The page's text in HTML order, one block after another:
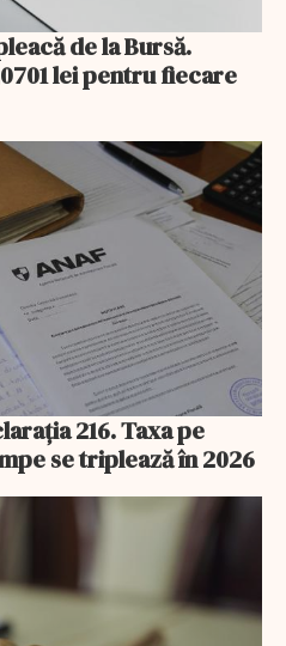
de la Bursă.
lei pentru fiecare
216. Taxa pe
se triplează în 2026